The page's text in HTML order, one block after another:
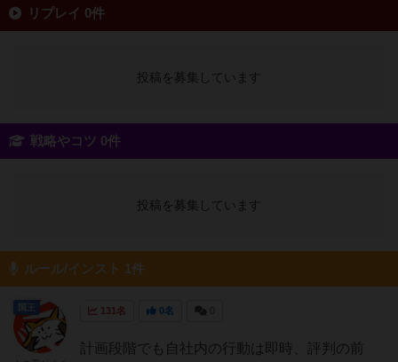
リプレイ 0件
投稿を募集しています
戦略やコツ 0件
投稿を募集しています
ルール/インスト 1件
131名 0名
計画段階でも自社内の行動は即時、評判の前
国王